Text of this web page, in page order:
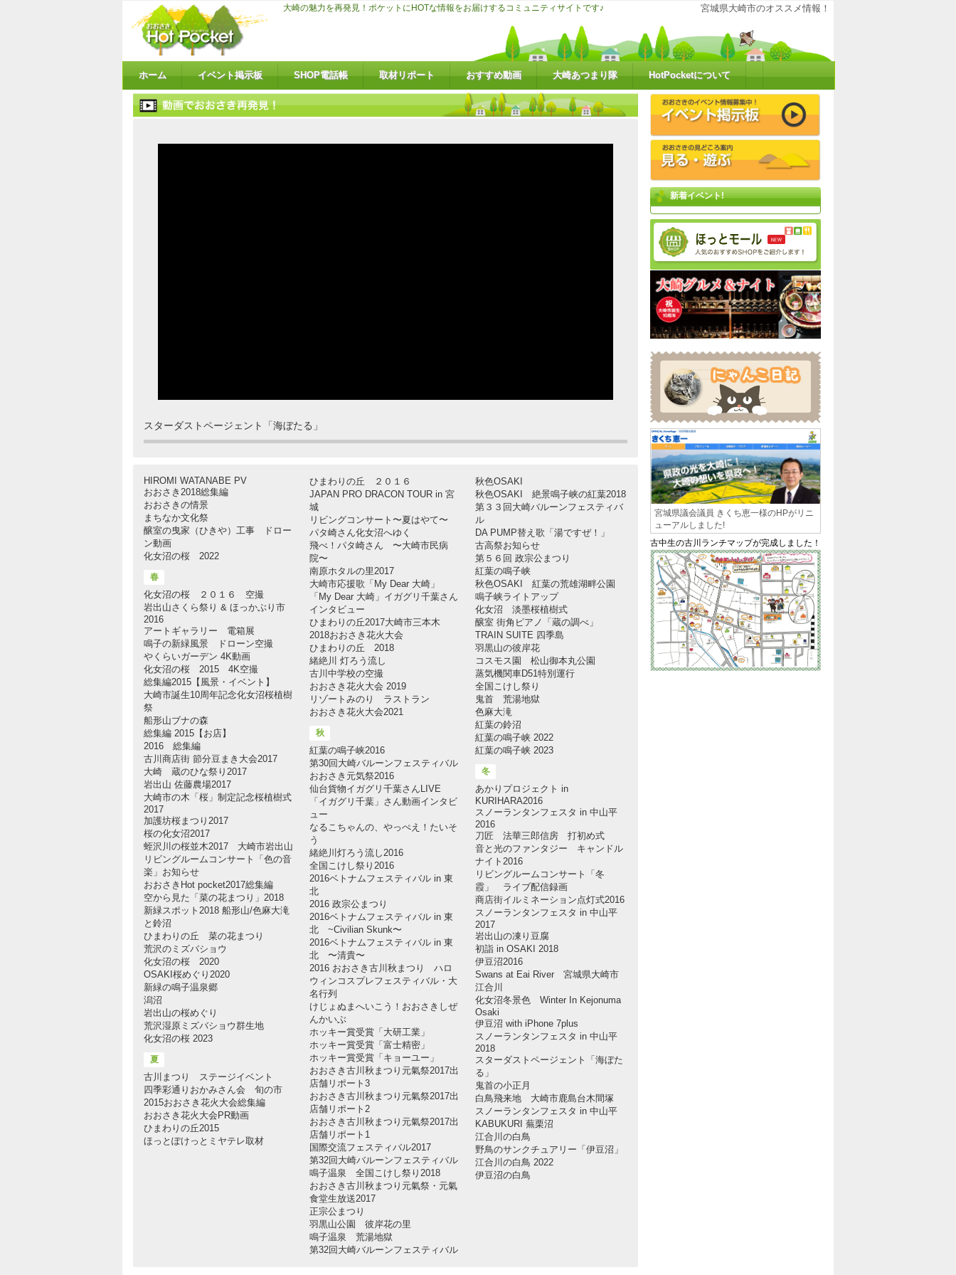
大崎の魅力を再発見！ポケットにHOTな情報をお届けするコミュニティサイトです♪ 大崎の魅力を再発見！ポケットにHOTな情報をお届けするコミュニティサイト
宮城県大崎市のオススメ情報！
ホーム イベント掲示板 SHOP電話帳 取材リポート おすすめ動画 大崎あつまり隊 HotPocketについて
スターダストページェント「海ぼたる」
HIROMI WATANABE PV
おおさき2018総集編
おおさきの情景
まちなか文化祭
醸室の曳家（ひきや）工事 ドロー
ン動画
化女沼の桜 2022
春
化女沼の桜 ２０１６ 空撮
岩出山さくら祭り & ほっかぶり市
2016
アートギャラリー 電箱展
鳴子の新緑風景 ドローン空撮
やくらいガーデン 4K動画
化女沼の桜 2015 4K空撮
総集編2015【風景・イベント】
大崎市誕生10周年記念化女沼桜植樹
祭
船形山ブナの森
総集編 2015【お店】
2016 総集編
古川商店街 節分豆まき大会2017
大崎 蔵のひな祭り2017
岩出山 佐藤農場2017
大崎市の木「桜」制定記念桜植樹式
2017
加護坊桜まつり2017
桜の化女沼2017
蛭沢川の桜並木2017 大崎市岩出山
リビングルームコンサート「色の音
楽」お知らせ
おおさきHot pocket2017総集編
空から見た「菜の花まつり」2018
新緑スポット2018 船形山/色麻大滝
と鈴沼
ひまわりの丘 菜の花まつり
荒沢のミズバショウ
化女沼の桜 2020
OSAKI桜めぐり2020
新緑の鳴子温泉郷
潟沼
岩出山の桜めぐり
荒沢湿原ミズバショウ群生地
化女沼の桜 2023
夏
古川まつり ステージイベント
四季彩通りおかみさん会 旬の市
2015おおさき花火大会総集編
おおさき花火大会PR動画
ひまわりの丘2015
ほっとぽけっとミヤテレ取材
ひまわりの丘 ２０１６
JAPAN PRO DRACON TOUR in 宮
城
リビングコンサート〜夏はやて〜
パタ崎さん化女沼へゆく
飛べ！パタ崎さん 〜大崎市民病
院〜
南原ホタルの里2017
大崎市応援歌「My Dear 大崎」
「My Dear 大崎」イガグリ千葉さん
インタビュー
ひまわりの丘2017大崎市三本木
2018おおさき花火大会
ひまわりの丘 2018
緒絶川 灯ろう流し
古川中学校の空撮
おおさき花火大会 2019
リゾートみのり ラストラン
おおさき花火大会2021
秋
紅葉の鳴子峡2016
第30回大崎バルーンフェスティバル
おおさき元気祭2016
仙台貨物イガグリ千葉さんLIVE
「イガグリ千葉」さん動画インタビ
ュー
なるこちゃんの、やっぺえ！たいそ
う
緒絶川灯ろう流し2016
全国こけし祭り2016
2016ベトナムフェスティバル in 東
北
2016 政宗公まつり
2016ベトナムフェスティバル in 東
北 ~Civilian Skunk〜
2016ベトナムフェスティバル in 東
北 〜清貴〜
2016 おおさき古川秋まつり ハロ
ウィンコスプレフェスティバル・大
名行列
けじょぬまへいこう！おおさきしぜ
んかいぶ
ホッキー賞受賞「大研工業」
ホッキー賞受賞「富士精密」
ホッキー賞受賞「キョーユー」
おおさき古川秋まつり元氣祭2017出
店舗リポート3
おおさき古川秋まつり元氣祭2017出
店舗リポート2
おおさき古川秋まつり元氣祭2017出
店舗リポート1
国際交流フェスティバル2017
第32回大崎バルーンフェスティバル
鳴子温泉 全国こけし祭り2018
おおさき古川秋まつり元氣祭・元氣
食堂生放送2017
正宗公まつり
羽黒山公園 彼岸花の里
鳴子温泉 荒湯地獄
第32回大崎バルーンフェスティバル
秋色OSAKI
秋色OSAKI 絶景鳴子峡の紅葉2018
第３３回大崎バルーンフェスティバ
ル
DA PUMP替え歌「湯ですぜ！」
古高祭お知らせ
第５６回 政宗公まつり
紅葉の鳴子峡
秋色OSAKI 紅葉の荒雄湖畔公園
鳴子峡ライトアップ
化女沼 淡墨桜植樹式
醸室 街角ピアノ「蔵の調べ」
TRAIN SUITE 四季島
羽黒山の彼岸花
コスモス園 松山御本丸公園
蒸気機関車D51特別運行
全国こけし祭り
鬼首 荒湯地獄
色麻大滝
紅葉の鈴沼
紅葉の鳴子峡 2022
紅葉の鳴子峡 2023
冬
あかりプロジェクト in
KURIHARA2016
スノーランタンフェスタ in 中山平
2016
刀匠 法華三郎信房 打初め式
音と光のファンタジー キャンドル
ナイト2016
リビングルームコンサート「冬
霞」 ライブ配信録画
商店街イルミネーション点灯式2016
スノーランタンフェスタ in 中山平
2017
岩出山の凍り豆腐
初詣 in OSAKI 2018
伊豆沼2016
Swans at Eai River 宮城県大崎市
江合川
化女沼冬景色 Winter In Kejonuma
Osaki
伊豆沼 with iPhone 7plus
スノーランタンフェスタ in 中山平
2018
スターダストページェント「海ぼた
る」
鬼首の小正月
白鳥飛来地 大崎市鹿島台木間塚
スノーランタンフェスタ in 中山平
KABUKURI 蕪栗沼
江合川の白鳥
野鳥のサンクチュアリー「伊豆沼」
江合川の白鳥 2022
伊豆沼の白鳥
新着イベント!
宮城県議会議員 きくち恵一様のHPがリニ
ューアルしました!
古中生の古川ランチマップが完成しました！